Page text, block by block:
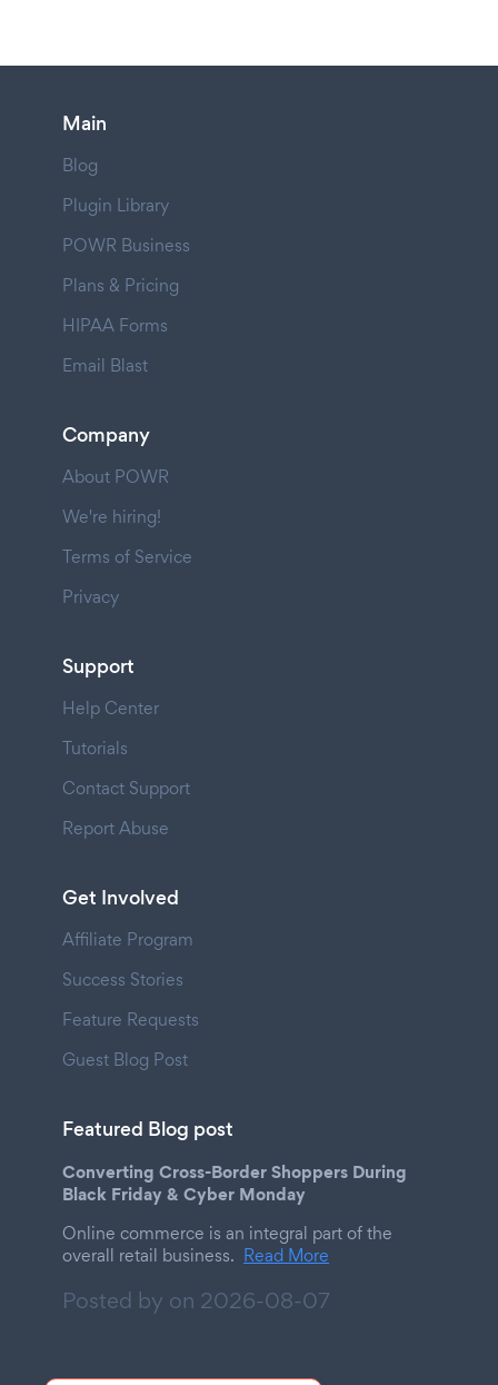
Main
Blog
Plugin Library
POWR Business
Plans & Pricing
HIPAA Forms
Email Blast
Company
About POWR
We're hiring!
Terms of Service
Privacy
Support
Help Center
Tutorials
Contact Support
Report Abuse
Get Involved
Affiliate Program
Success Stories
Feature Requests
Guest Blog Post
Featured Blog post
Converting Cross-Border Shoppers During
Black Friday & Cyber Monday
Online commerce is an integral part of the
overall retail business. Read More
Posted by on 2026-08-07